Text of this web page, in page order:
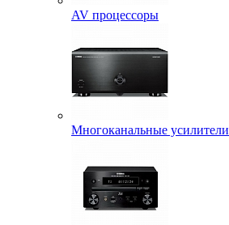
AV процессоры
Многоканальные усилители